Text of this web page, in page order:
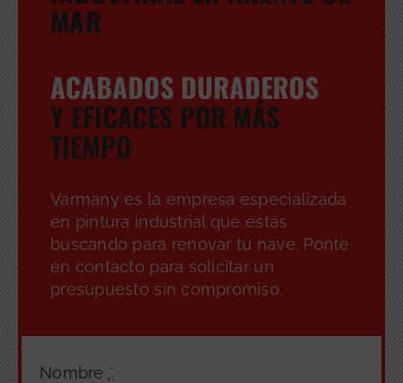
Nombre *
MAR
ACABADOS DURADEROS
Y EFICACES POR MÁS
TIEMPO
Varmany es la empresa especializada
en pintura industrial que estás
buscando para renovar tu nave. Ponte
en contacto para solicitar un
presupuesto sin compromiso.